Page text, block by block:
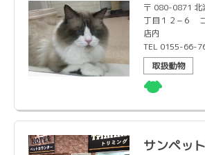
〒 080-0871 北
丁目１２−６
店内
TEL 0155-66-
取扱動物
サンペッ